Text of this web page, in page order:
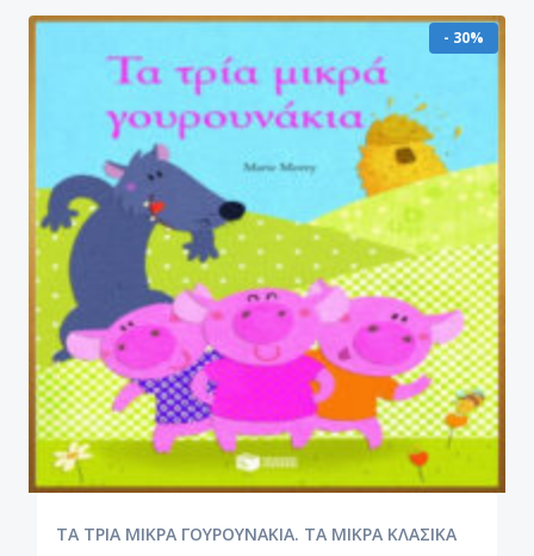
- 30%
ΤΑ ΤΡΙΑ ΜΙΚΡΑ ΓΟΥΡΟΥΝΑΚΙΑ. ΤΑ ΜΙΚΡΑ ΚΛΑΣΙΚΑ